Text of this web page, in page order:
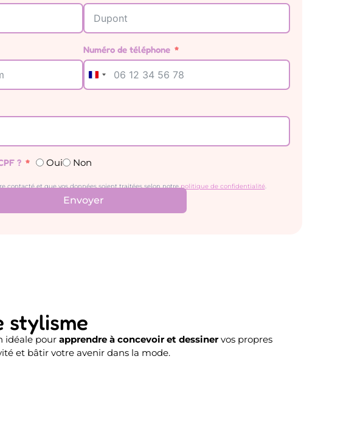
Numéro de téléphone
France +33
? Oui Non
contacté et que vos données soient traitées selon notrepolitique de confidentialité.
Envoyer
stylisme
idéale pour apprendre à concevoir et dessinervos propres
et bâtir votre avenir dans la mode.